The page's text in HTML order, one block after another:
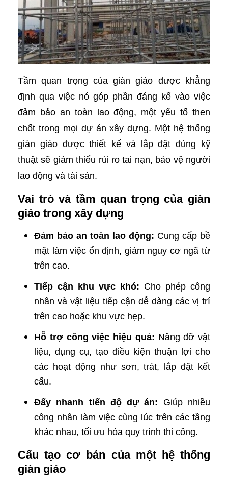
Tầm quan trọng của giàn giáo được khẳng
định qua việc nó góp phần đáng kể vào việc
đảm bảo an toàn lao động, một yếu tố then
chốt trong mọi dự án xây dựng. Một hệ thống
giàn giáo được thiết kế và lắp đặt đúng kỹ
thuật sẽ giảm thiểu rủi ro tai nạn, bảo vệ người
lao động và tài sản.
Vai trò và tầm quan trọng của giàn
giáo trong xây dựng
Đảm bảo an toàn lao động: Cung cấp bề
mặt làm việc ổn định, giảm nguy cơ ngã từ
trên cao.
Tiếp cận khu vực khó: Cho phép công
nhân và vật liệu tiếp cận dễ dàng các vị trí
trên cao hoặc khu vực hẹp.
Hỗ trợ công việc hiệu quả: Nâng đỡ vật
liệu, dụng cụ, tạo điều kiện thuận lợi cho
các hoạt động như sơn, trát, lắp đặt kết
cấu.
Đẩy nhanh tiến độ dự án: Giúp nhiều
công nhân làm việc cùng lúc trên các tầng
khác nhau, tối ưu hóa quy trình thi công.
Cấu tạo cơ bản của một hệ thống
giàn giáo